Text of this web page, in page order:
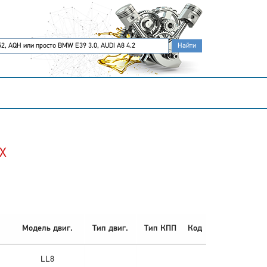
Модель двиг. Тип двиг. Тип КПП Код
LL8